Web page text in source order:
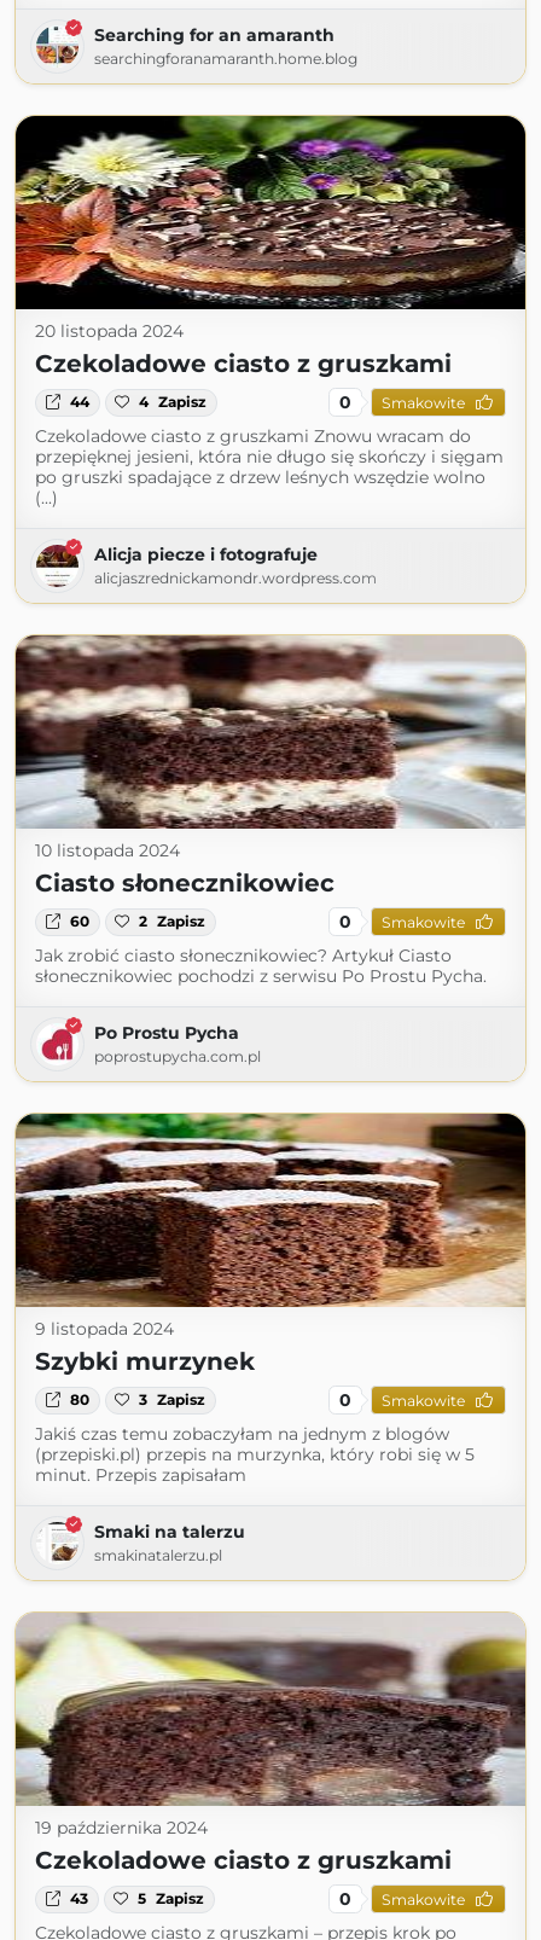
Searching for an amaranth
searchingforanamaranth.home.blog
20 listopada 2024
Czekoladowe ciasto z gruszkami
44 4 Zapisz 0 Smakowite
Czekoladowe ciasto z gruszkami Znowu wracam do
przepięknej jesieni, która nie długo się skończy i sięgam
po gruszki spadające z drzew leśnych wszędzie wolno
(...)
Alicja piecze i fotografuje
alicjaszrednickamondr.wordpress.com
10 listopada 2024
Ciasto słonecznikowiec
60 2 Zapisz 0 Smakowite
Jak zrobić ciasto słonecznikowiec? Artykuł Ciasto
słonecznikowiec pochodzi z serwisu Po Prostu Pycha.
Po Prostu Pycha
poprostupycha.com.pl
9 listopada 2024
Szybki murzynek
80 3 Zapisz 0 Smakowite
Jakiś czas temu zobaczyłam na jednym z blogów
(przepiski.pl) przepis na murzynka, który robi się w 5
minut. Przepis zapisałam
Smaki na talerzu
smakinatalerzu.pl
19 października 2024
Czekoladowe ciasto z gruszkami
43 5 Zapisz 0 Smakowite
Czekoladowe ciasto z gruszkami – przepis krok po